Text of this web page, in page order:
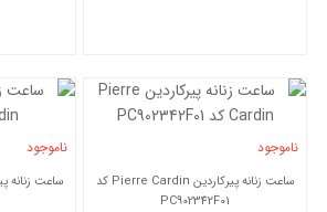
ناموجود
ساعت زنانه پیرکاردین Pierre Cardin کد
PC902342F01
ناموجود